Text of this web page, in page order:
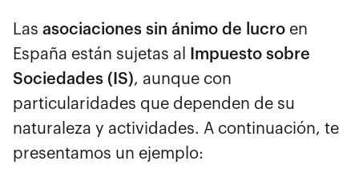
Las asociaciones sin ánimo de lucro en
España están sujetas al
Impuesto sobre
Sociedades (IS), aunque con
particularidades que dependen de su
naturaleza y actividades. A continuación, te
presentamos un ejemplo: